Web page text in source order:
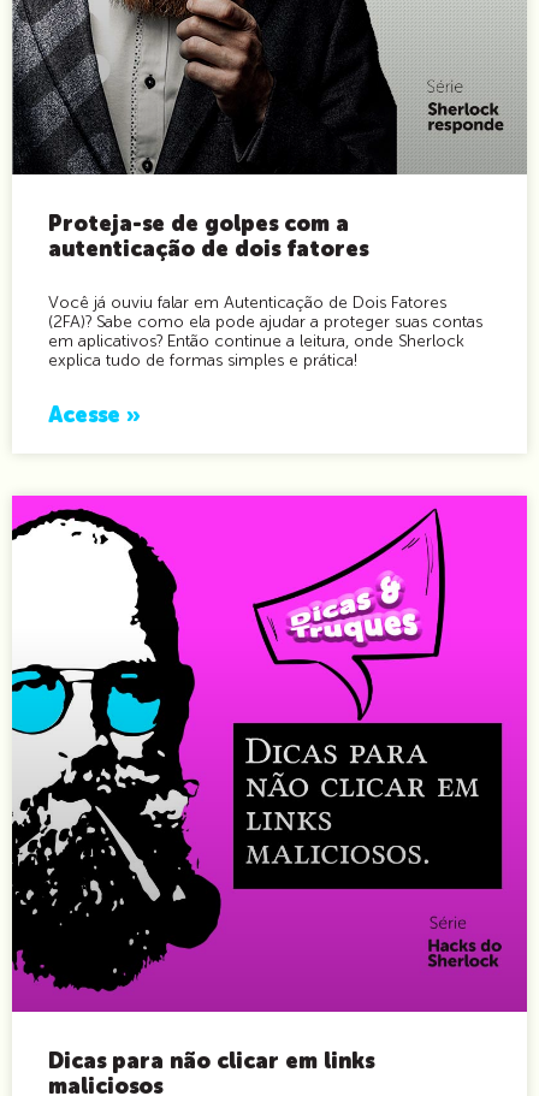
Proteja-se de golpes com a
autenticação de dois fatores
Você já ouviu falar em Autenticação de Dois Fatores
(2FA)? Sabe como ela pode ajudar a proteger suas contas
em aplicativos? Então continue a leitura, onde Sherlock
explica tudo de formas simples e prática!
Acesse »
Dicas para não clicar em links
maliciosos